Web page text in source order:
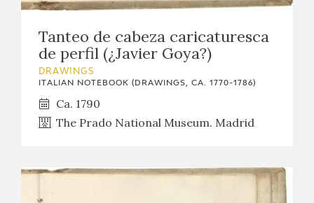
Tanteo de cabeza caricaturesca
de perfil (¿Javier Goya?)
DRAWINGS
ITALIAN NOTEBOOK (DRAWINGS, CA. 1770-1786)
Ca. 1790
The Prado National Museum. Madrid